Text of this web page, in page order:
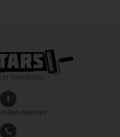
Veikals Meistars